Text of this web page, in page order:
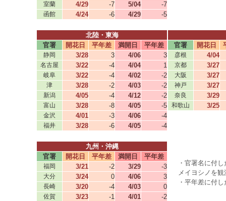
室蘭 4/29 -7 5/04 -7
函館 4/24 -6 4/29 -5
北陸・東海
官署
開花日 平年差 満開日 平年差
静岡 3/28 3 4/06 3
名古屋 3/22 -4 4/04 1
岐阜 3/22 -4 4/02 -2
津 3/28 -2 4/03 -2
新潟 4/05 -4 4/12 -2
富山 3/28 -8 4/05 -5
金沢 4/01 -3 4/06 -4
福井 3/28 -6 4/05 -4
官署 開花日
彦根 4/04
京都 3/27
大阪 3/27
神戸 3/27
奈良 3/29
和歌山 3/25
九州・沖縄
官署
開花日 平年差 満開日 平年差
福岡 3/21 -2 3/29 -3
大分 3/24 0 4/06 3
長崎 3/20 -4 4/03 0
佐賀 3/23 -1 4/01 -2
・官署名に付
メイヨシノを
・平年差に付